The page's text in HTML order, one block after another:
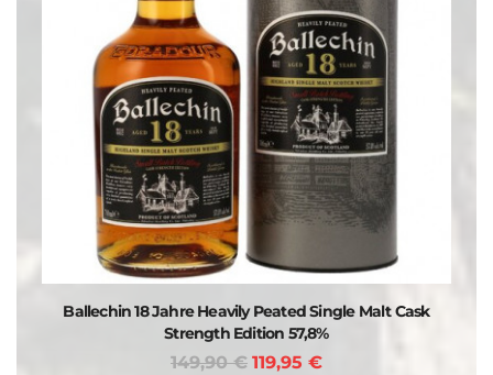
Ballechin 18 Jahre Heavily Peated Single Malt Cask
Strength Edition 57,8%
149,90 € 119,95 €